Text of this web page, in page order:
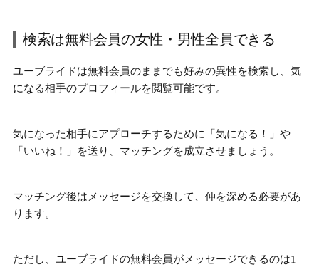
検索は無料会員の女性・男性全員できる
ユーブライドは無料会員のままでも好みの異性を検索し、気
になる相手のプロフィールを閲覧可能です。
気になった相手にアプローチするために「気になる！」や
「いいね！」を送り、マッチングを成立させましょう。
マッチング後はメッセージを交換して、仲を深める必要があ
ります。
ただし、 ユーブライドの無料会員がメッセージできるのは1